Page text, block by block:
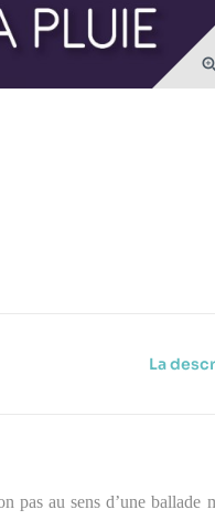
La
pas au sens d’une